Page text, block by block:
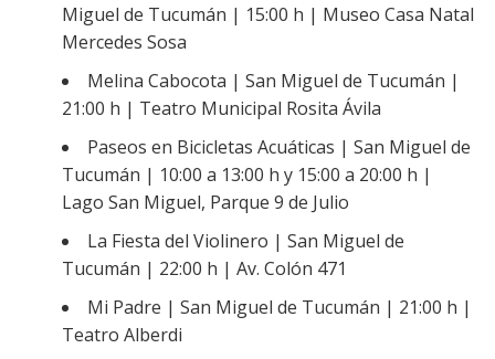
Miguel de Tucumán | 15:00 h | Museo Casa Natal
Mercedes Sosa
Melina Cabocota | San Miguel de Tucumán |
21:00 h | Teatro Municipal Rosita Ávila
Paseos en Bicicletas Acuáticas | San Miguel de
Tucumán | 10:00 a 13:00 h y 15:00 a 20:00 h |
Lago San Miguel, Parque 9 de Julio
La Fiesta del Violinero | San Miguel de
Tucumán | 22:00 h | Av. Colón 471
Mi Padre | San Miguel de Tucumán | 21:00 h |
Teatro Alberdi